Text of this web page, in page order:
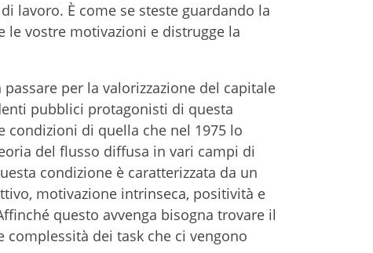
lavoro. È come se steste guardando la
le vostre motivazioni e distrugge la
per la valorizzazione del capitale
pubblici protagonisti di questa
condizioni di quella che nel 1975 lo
del flusso diffusa in vari campi di
condizione è caratterizzata da un
motivazione intrinseca, positività e
questo avvenga bisogna trovare il
dei task che ci vengono